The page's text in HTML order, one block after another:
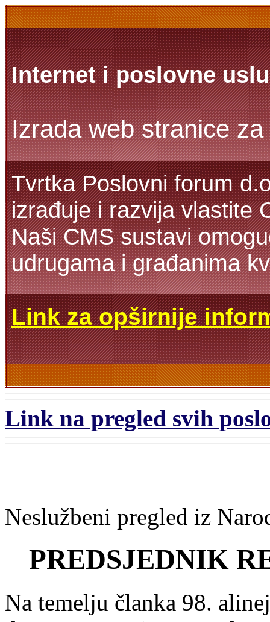
Internet i poslovne
Izrada web stranice
Tvrtka Poslovni forum
izrađuje i razvija vlastite
Naši CMS sustavi
udrugama i građanima
Link za opširnije
Link na pregled svih
Neslužbeni pregled iz
PREDSJEDNIK
Na temelju članka 98.